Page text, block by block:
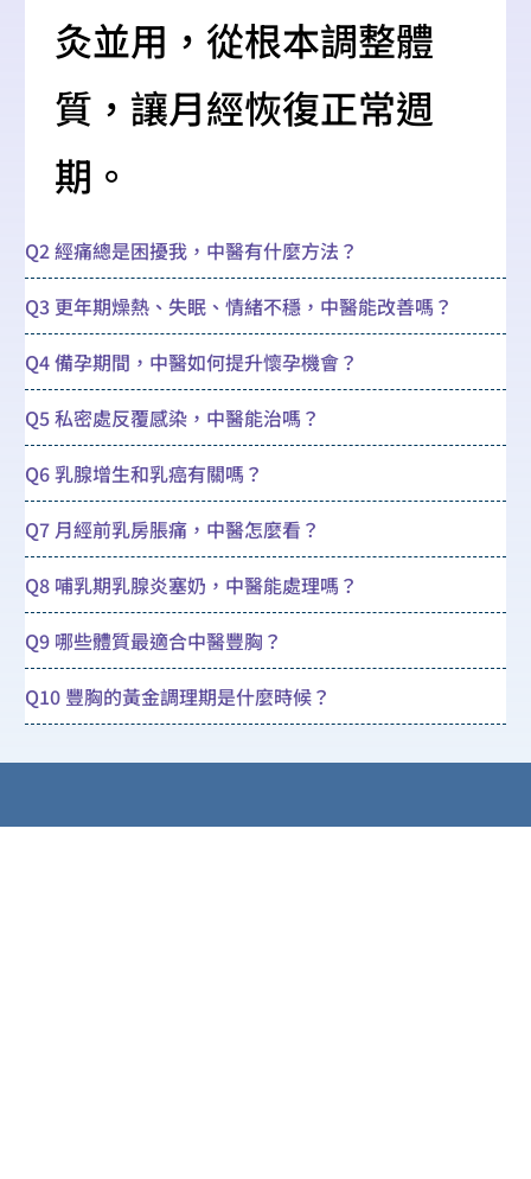
灸並用，從根本調整體
質，讓月經恢復正常週
期。
Q2 經痛總是困擾我，中醫有什麼方法？
Q3 更年期燥熱、失眠、情緒不穩，中醫能改善嗎？
Q4 備孕期間，中醫如何提升懷孕機會？
Q5 私密處反覆感染，中醫能治嗎？
Q6 乳腺增生和乳癌有關嗎？
Q7 月經前乳房脹痛，中醫怎麼看？
Q8 哺乳期乳腺炎塞奶，中醫能處理嗎？
Q9 哪些體質最適合中醫豐胸？
Q10 豐胸的黃金調理期是什麼時候？